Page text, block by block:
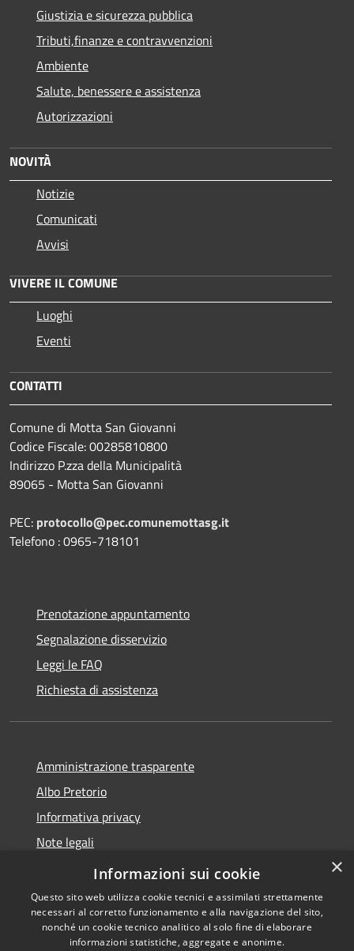
Giustizia e sicurezza pubblica
Tributi,finanze e contravvenzioni
Ambiente
Salute, benessere e assistenza
Autorizzazioni
NOVITÀ
Notizie
Comunicati
Avvisi
VIVERE IL COMUNE
Luoghi
Eventi
CONTATTI
Comune di Motta San Giovanni
Codice Fiscale: 00285810800
Indirizzo P.zza della Municipalità
89065 - Motta San Giovanni
PEC: protocollo@pec.comunemottasg.it
Telefono : 0965-718101
Prenotazione appuntamento
Segnalazione disservizio
Leggi le FAQ
Richiesta di assistenza
Amministrazione trasparente
Albo Pretorio
Informativa privacy
Note legali
Dichiarazione di accessibilità
Copyright © 2026 • Comune di
×
Informazioni sui cookie
Questo sito web utilizza cookie tecnici e assimilati strettamente
necessari al corretto funzionamento e alla navigazione del sito,
nonché un cookie tecnico analitico al solo fine di elaborare
informazioni statistiche, aggregate e anonime.